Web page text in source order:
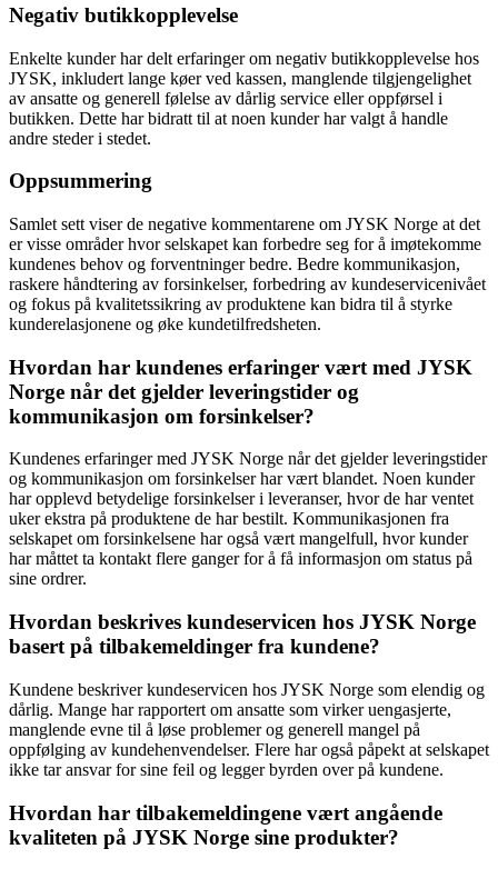
Negativ butikkopplevelse
Enkelte kunder har delt erfaringer om negativ butikkopplevelse hos
JYSK, inkludert lange køer ved kassen, manglende tilgjengelighet
av ansatte og generell følelse av dårlig service eller oppførsel i
butikken. Dette har bidratt til at noen kunder har valgt å handle
andre steder i stedet.
Oppsummering
Samlet sett viser de negative kommentarene om JYSK Norge at det
er visse områder hvor selskapet kan forbedre seg for å imøtekomme
kundenes behov og forventninger bedre. Bedre kommunikasjon,
raskere håndtering av forsinkelser, forbedring av kundeservicenivået
og fokus på kvalitetssikring av produktene kan bidra til å styrke
kunderelasjonene og øke kundetilfredsheten.
Hvordan har kundenes erfaringer vært med JYSK
Norge når det gjelder leveringstider og
kommunikasjon om forsinkelser?
Kundenes erfaringer med JYSK Norge når det gjelder leveringstider
og kommunikasjon om forsinkelser har vært blandet. Noen kunder
har opplevd betydelige forsinkelser i leveranser, hvor de har ventet
uker ekstra på produktene de har bestilt. Kommunikasjonen fra
selskapet om forsinkelsene har også vært mangelfull, hvor kunder
har måttet ta kontakt flere ganger for å få informasjon om status på
sine ordrer.
Hvordan beskrives kundeservicen hos JYSK Norge
basert på tilbakemeldinger fra kundene?
Kundene beskriver kundeservicen hos JYSK Norge som elendig og
dårlig. Mange har rapportert om ansatte som virker uengasjerte,
manglende evne til å løse problemer og generell mangel på
oppfølging av kundehenvendelser. Flere har også påpekt at selskapet
ikke tar ansvar for sine feil og legger byrden over på kundene.
Hvordan har tilbakemeldingene vært angående
kvaliteten på JYSK Norge sine produkter?